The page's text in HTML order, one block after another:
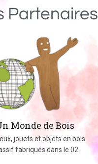
Partenaires
Monde de Bois
jouets et objets en bois
fabriqués dans le 02